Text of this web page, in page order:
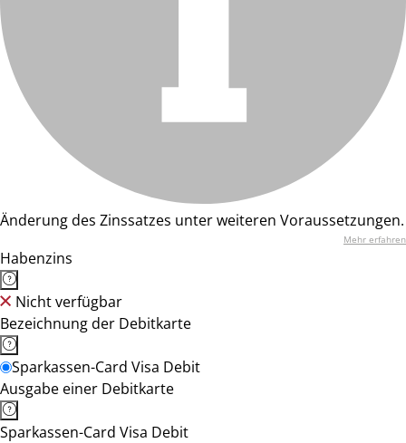
Änderung des Zinssatzes unter weiteren Voraussetzungen.
Mehr erfahren
Habenzins
Nicht verfügbar
Bezeichnung der Debitkarte
Sparkassen-Card Visa Debit
Ausgabe einer Debitkarte
Sparkassen-Card Visa Debit